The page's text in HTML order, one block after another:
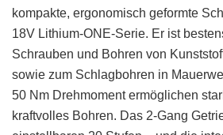
kompakte, ergonomisch geformte
18V Lithium-ONE-Serie. Er ist
Schrauben und Bohren von
sowie zum Schlagbohren in
50 Nm Drehmoment ermöglichen
kraftvolles Bohren. Das 2-Gang